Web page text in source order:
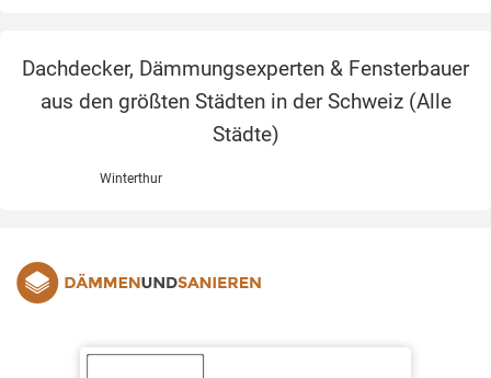
Dachdecker, Dämmungsexperten & Fensterbauer
aus den größten Städten in der Schweiz (Alle
Städte)
Winterthur